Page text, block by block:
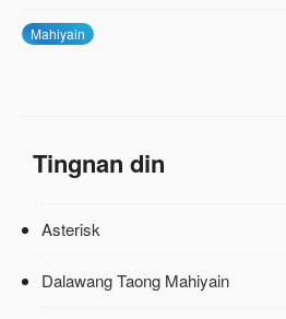
Mahiyain
Tingnan din
Asterisk
Dalawang Taong Mahiyain